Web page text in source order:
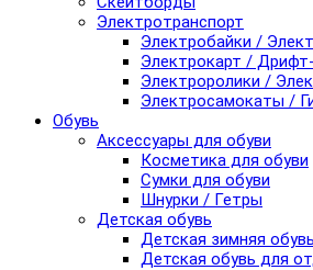
Электротранспорт
Электробайки /
Электрокарт /
Электроролики /
Электросамокаты /
Обувь
Аксессуары для обуви
Косметика для обуви
Сумки для обуви
Шнурки / Гетры
Детская обувь
Детская зимняя обувь
Детская обувь для